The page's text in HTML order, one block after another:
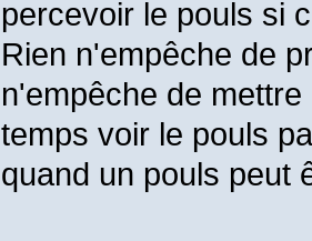
percevoir le pouls si
Rien n'empêche de
n'empêche de
temps voir le pouls
quand un pouls peut